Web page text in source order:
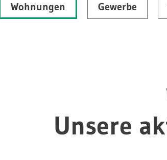
Wohnungen Gewerbe
Unsere